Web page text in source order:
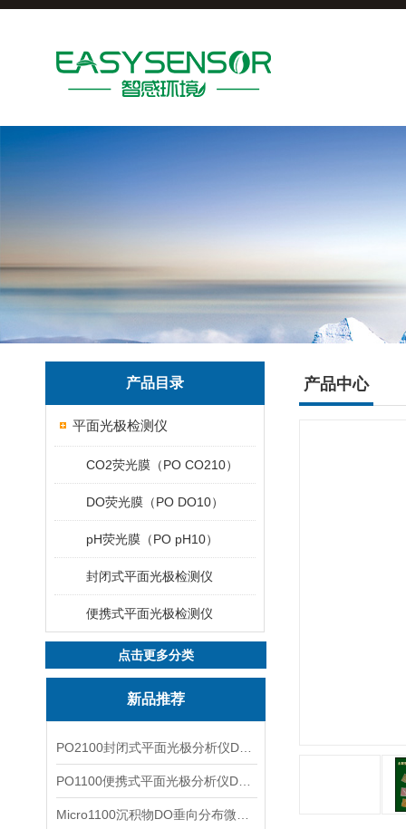
产品目录
平面光极检测仪
CO2荧光膜（PO CO210）
DO荧光膜（PO DO10）
pH荧光膜（PO pH10）
封闭式平面光极检测仪
便携式平面光极检测仪
点击更多分类
新品推荐
产品中心